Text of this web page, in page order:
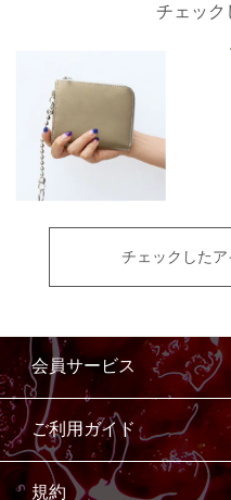
チェック
チェックした
会員サービス
ご利用ガイド
規約